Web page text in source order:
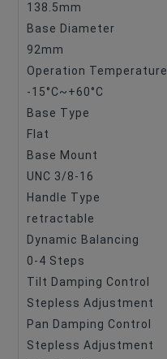
138.5mm
Base Diameter
92mm
Operation Temperature
-15°C~+60°C
Base Type
Flat
Base Mount
UNC 3/8-16
Handle Type
retractable
Dynamic Balancing
0-4 Steps
Tilt Damping Control
Stepless Adjustment
Pan Damping Control
Stepless Adjustment